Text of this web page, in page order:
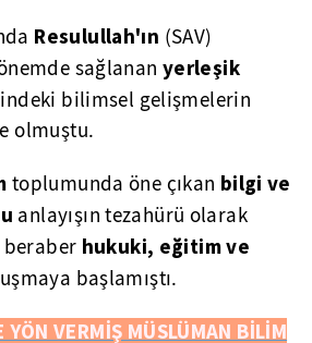
Resulullah'ın (SAV)
sağlanan yerleşik
bilimsel gelişmelerin
olmuştu.
toplumunda öne çıkan bilgi ve
anlayışın tezahürü olarak
hukuki, eğitim ve
başlamıştı.
YÖN VERMİŞ MÜSLÜMAN BİLİM